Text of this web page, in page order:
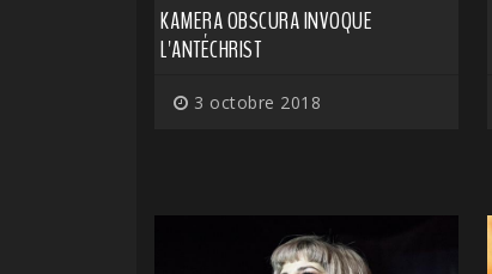
KAMERA OBSCURA INVOQUE
L'ANTÉCHRIST
3 octobre 2018